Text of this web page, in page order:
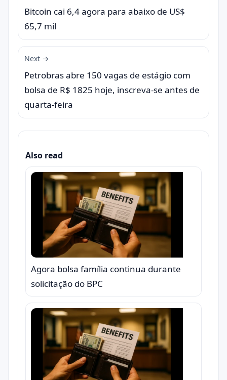
Bitcoin cai 6,4 agora para abaixo de US$
65,7 mil
Next →
Petrobras abre 150 vagas de estágio com
bolsa de R$ 1825 hoje, inscreva-se antes de
quarta-feira
Also read
Agora bolsa família continua durante
solicitação do BPC